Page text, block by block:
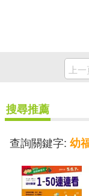
上
搜尋推薦
查詢關鍵字: 幼